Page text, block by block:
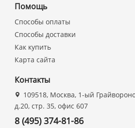
Помощь
Способы оплаты
Способы доставки
Как купить
Карта сайта
Контакты
109518, Москва, 1-ый
д.20, стр. 35, офис 607
8 (495) 374-81-86